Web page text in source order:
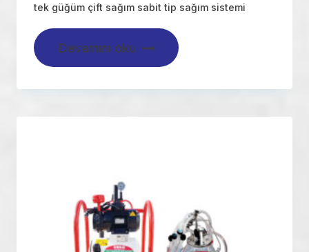
tek güğüm çift sağım sabit tip sağım sistemi
Devamını oku